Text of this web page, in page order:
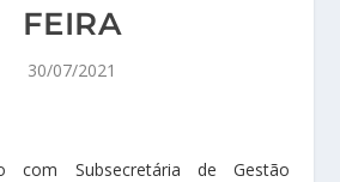
FEIRA
30/07/2021
com Subsecretária de Gestão